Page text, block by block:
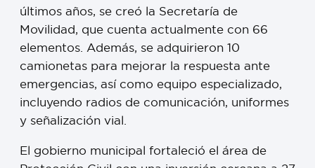
últimos años, se creó la Secretaría de
Movilidad, que cuenta actualmente con 66
elementos. Además, se adquirieron 10
camionetas para mejorar la respuesta ante
emergencias, así como equipo especializado,
incluyendo radios de comunicación, uniformes
y señalización vial.
El gobierno municipal fortaleció el área de